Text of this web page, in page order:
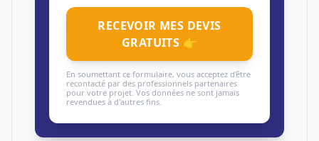
RECEVOIR MES DEVIS
GRATUITS 👉
En soumettant ce formulaire, vous acceptez d'être
recontacté par des professionnels partenaires
pour votre projet. Vos données ne sont jamais
revendues à d'autres fins.